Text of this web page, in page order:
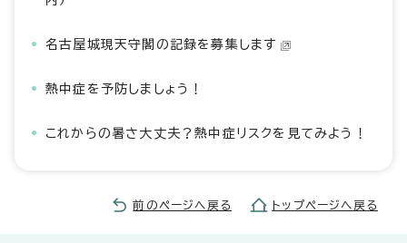
名古屋城現天守閣の記録を募集します
熱中症を予防しましょう！
これからの暑さ大丈夫？熱中症リスクを見てみよう！
前のページへ戻る トップページへ戻る